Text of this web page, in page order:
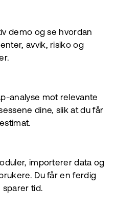
demo og se hvordan
avvik, risiko og
analyse mot relevante
dine, slik at du får
importerer data og
Du får en ferdig
sparer tid.